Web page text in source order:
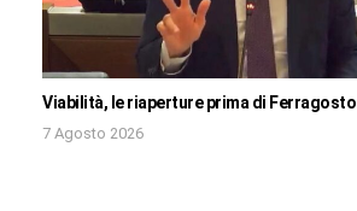
Viabilità, le riaperture prima di Ferragosto
7 Agosto 2026